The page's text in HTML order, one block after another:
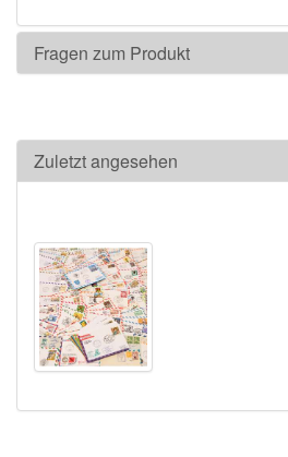
Fragen zum Produkt
Zuletzt angesehen